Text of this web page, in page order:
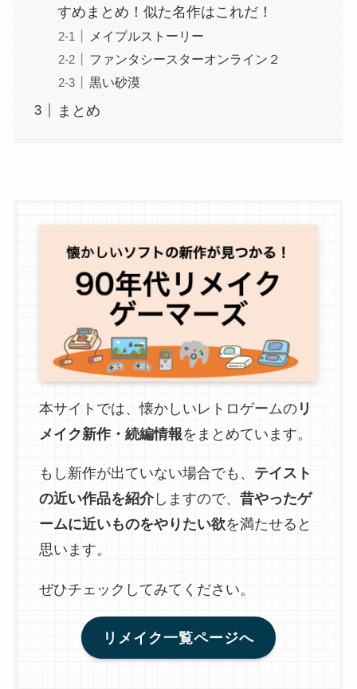
すめまとめ！似た名作はこれだ！
メイプルストーリー
ファンタシースターオンライン２
黒い砂漠
まとめ
本サイトでは、懐かしいレトロゲームのリ
メイク新作・続編情報をまとめています。
もし新作が出ていない場合でも、 テイスト
の近い作品を紹介しますので、 昔やったゲ
ームに近いものをやりたい欲を満たせると
思います。
ぜひチェックしてみてください。
リメイク一覧ページへ